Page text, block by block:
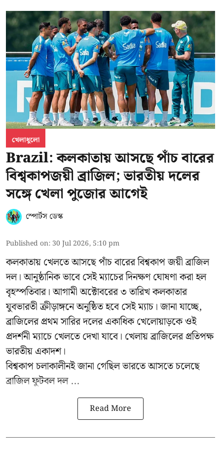
খেলাধুলো
Brazil: কলকাতায় আসছে পাঁচ বারের
বিশ্বকাপজয়ী ব্রাজিল; ভারতীয় দলের
সঙ্গে খেলা পুজোর আগেই
স্পোর্টস ডেস্ক
Published on: 30 Jul 2026, 5:10 pm
কলকাতায় খেলতে আসছে পাঁচ বারের বিশ্বকাপ জয়ী ব্রাজিল
দল। আনুষ্ঠানিক ভাবে সেই ম্যাচের দিনক্ষণ ঘোষণা করা হল
বৃহস্পতিবার। আগামী অক্টোবরের ৩ তারিখ কলকাতার
যুবভারতী ক্রীড়াঙ্গনে অনুষ্ঠিত হবে সেই ম্যাচ। জানা যাচ্ছে,
ব্রাজিলের প্রথম সারির দলের একাধিক খেলোয়াড়কে ওই
প্রদর্শনী ম্যাচে খেলতে দেখা যাবে। খেলায় ব্রাজিলের প্রতিপক্ষ
ভারতীয় একাদশ।
বিশ্বকাপ চলাকালীনই জানা গেছিল ভারতে আসতে চলেছে
ব্রাজিল ফুটবল দল ...
Read More